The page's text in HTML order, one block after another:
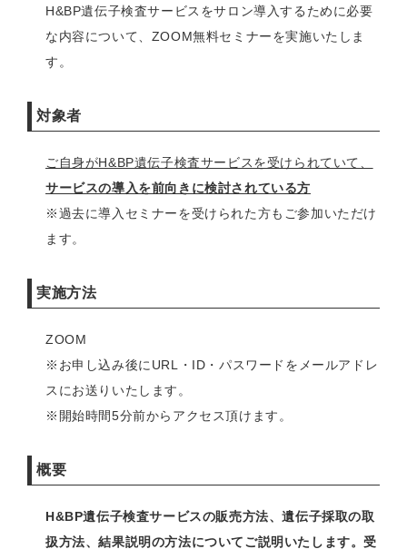
お問い合わせ
H&BP遺伝子検査サービスをサロン導入するために必要
な内容について、ZOOM無料セミナーを実施いたしま
す。
対象者
ご自身がH&BP遺伝子検査サービスを受けられていて、
サービスの導入を前向きに検討されている方
※過去に導入セミナーを受けられた方もご参加いただけ
ます。
実施方法
ZOOM
※お申し込み後にURL・ID・パスワードをメールアドレ
スにお送りいたします。
※開始時間5分前からアクセス頂けます。
概要
H&BP遺伝子検査サービスの販売方法、遺伝子採取の取
扱方法、結果説明の方法についてご説明いたします。受